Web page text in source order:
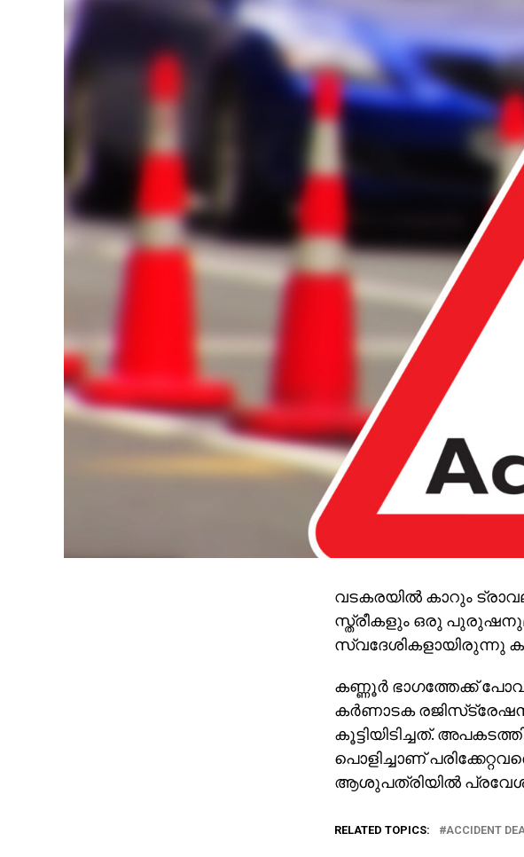
വടകരയില്‍ കാറും
സ്ത്രീകളും ഒരു
സ്വദേശികളായിരുന്നു
കണ്ണൂര്‍ ഭാഗത്തേക്ക്
കര്‍ണാടക
കൂട്ടിയിടിച്ചത്.
പൊളിച്ചാണ്
ആശുപത്രിയില്‍
RELATED TOPICS: ACCIDENT